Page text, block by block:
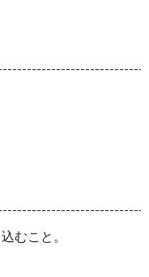
むこと。